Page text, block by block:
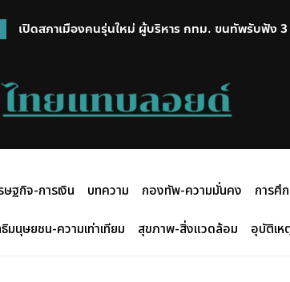
เปิดสภาเมืองคนรุ่นใหม่ ผู้บริหาร กทม. ขนทัพรับฟัง
ษฐกิจ-การเงิน บทความ กองทัพ-ความมั่นคง การศึ
มนุษยชน-ความเท่าเทียม สุขภาพ-สิ่งแวดล้อม อุบัติเ